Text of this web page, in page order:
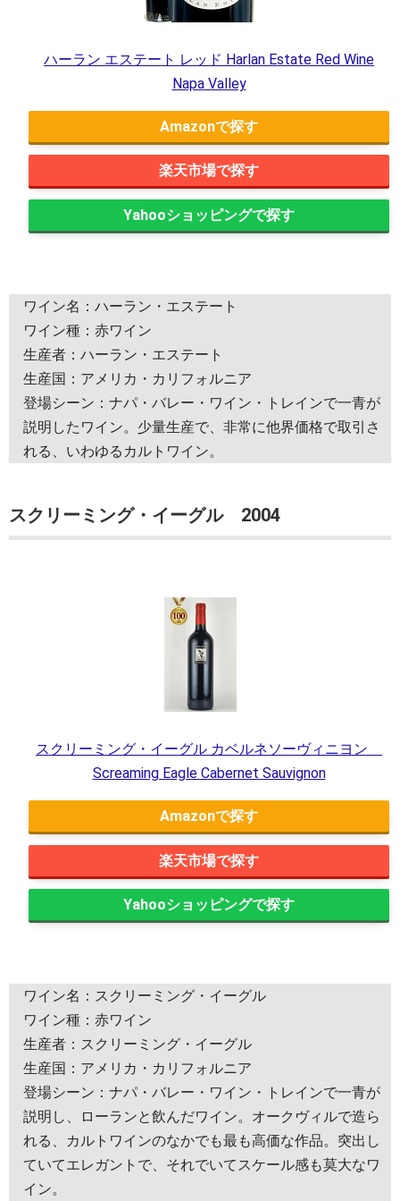
ハーラン エステート レッド Harlan Estate Red Wine
Napa Valley
Amazon
楽天市場
Yahooショッピング
ワイン名：ハーラン・エステート
ワイン種：赤ワイン
生産者：ハーラン・エステート
生産国：アメリカ・カリフォルニア
登場シーン：ナパ・バレー・ワイン・トレインで一青が
説明したワイン。少量生産で、非常に他界価格で取引さ
れる、いわゆるカルトワイン。
スクリーミング・イーグル 2004
スクリーミング・イーグル カベルネソーヴィニヨン
Screaming Eagle Cabernet Sauvignon
Amazon
楽天市場
Yahooショッピング
ワイン名：スクリーミング・イーグル
ワイン種：赤ワイン
生産者：スクリーミング・イーグル
生産国：アメリカ・カリフォルニア
登場シーン：ナパ・バレー・ワイン・トレインで一青が
説明し、ローランと飲んだワイン。オークヴィルで造ら
れる、カルトワインのなかでも最も高価な作品。突出し
ていてエレガントで、それでいてスケール感も莫大なワ
イン。